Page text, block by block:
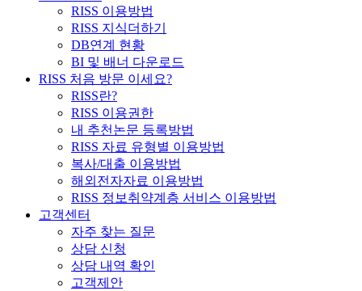
RISS 이용방법
RISS 지식더하기
DB연계 현황
BI 및 배너 다운로드
RISS 처음 방문 이세요?
RISS란?
RISS 이용권한
내 추천논문 등록방법
RISS 자료 유형별 이용방법
복사/대출 이용방법
해외전자자료 이용방법
RISS 정보취약계층 서비스 이용방법
고객센터
자주 찾는 질문
상담 신청
상담 내역 확인
고객제안